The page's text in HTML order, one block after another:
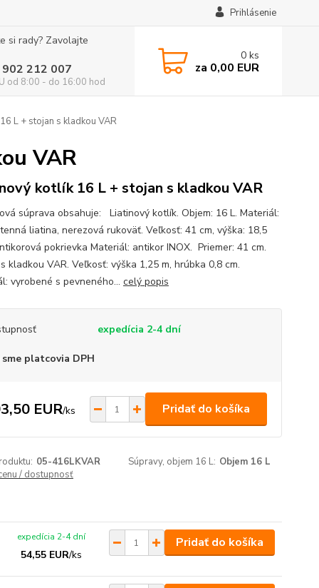
Prihlásenie
si rady? Zavolajte
212 007
od 8:00 - do 16:00 hod
0 ks
za 0,00 EUR
L + stojan s kladkou VAR
VAR
kotlík 16 L + stojan s kladkou VAR
súprava obsahuje: Liatinový kotlík. Objem: 16 L. Materiál:
liatina, nerezová rukoväť. Veľkosť: 41 cm, výška: 18,5
pokrievka Materiál: antikor INOX. Priemer: 41 cm.
kladkou VAR. Veľkosť: výška 1,25 m, hrúbka 0,8 cm.
vyrobené s pevneného... celý popis
expedícia 2-4 dní
sme platcovia DPH
EUR/ks Pridať do košíka
05-416LKVAR Súpravy, objem 16 L: Objem 16 L
/ dostupnosť
54,55 EUR/ks
expedícia 2-4 dní Pridať do košíka